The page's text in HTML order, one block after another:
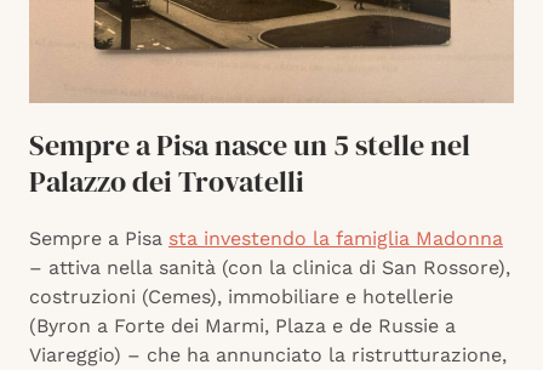
Sempre a Pisa nasce un 5 stelle nel
Palazzo dei Trovatelli
Sempre a Pisa sta investendo la famiglia Madonna
– attiva nella sanità (con la clinica di San Rossore),
costruzioni (Cemes), immobiliare e hotellerie
(Byron a Forte dei Marmi, Plaza e de Russie a
Viareggio) – che ha annunciato la ristrutturazione,